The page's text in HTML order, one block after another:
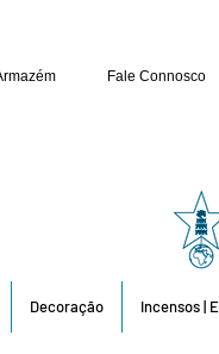
Fale Connosco
Decoração Incensos |